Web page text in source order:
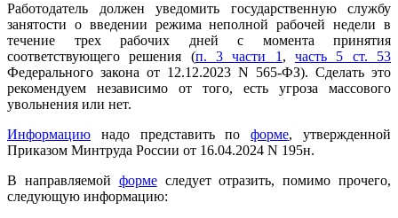
Работодатель должен уведомить государственную службу
занятости о введении режима неполной рабочей недели в
течение трех рабочих дней с момента принятия
соответствующего решения (п. 3 части 1 ,часть 5 ст. 53
Федерального закона от 12.12.2023 N 565-ФЗ). Сделать это
рекомендуем независимо от того, есть угроза массового
увольнения или нет.
Информацию надо представить поформе, утвержденной
Приказом Минтруда России от 16.04.2024 N 195н.
В направляемой формеследует отразить, помимо прочего,
следующую информацию: